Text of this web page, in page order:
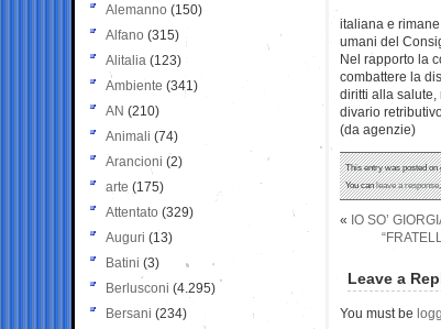
italiana e
umani del
Nel rapporto la
combattere la
diritti alla salute,
divario
(da agenzie)
This entry was posted on
You canleave a response
« IO SO’
Leave a
You must be
Alemanno (150)
Alfano (315)
Alitalia (123)
Ambiente (341)
AN (210)
Animali (74)
Arancioni (2)
arte (175)
Attentato (329)
Auguri (13)
Batini (3)
Berlusconi (4.295)
Bersani (234)